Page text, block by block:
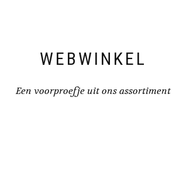
WEBWINKEL
Een voorproefje uit ons assortiment